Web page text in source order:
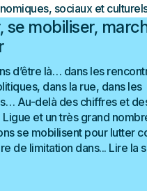
sociaux et
se mobiliser,
d’être là… dans les
dans la rue, dans les
Au-delà des chiffres et
Ligue et un très grand
se mobilisent pour lutter
de limitation dans... Lire la